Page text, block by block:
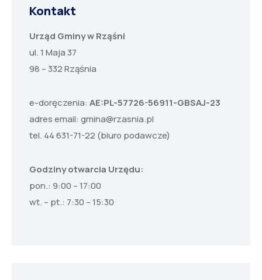
Kontakt
Urząd Gminy w Rząśni
ul. 1 Maja 37
98 – 332 Rząśnia
e-doręczenia: AE:PL-57726-56911-GBSAJ-23
adres email: gmina@rzasnia.pl
tel. 44 631-71-22 (biuro podawcze)
Godziny otwarcia Urzędu:
pon.: 9:00 – 17:00
wt. – pt.: 7:30 – 15:30